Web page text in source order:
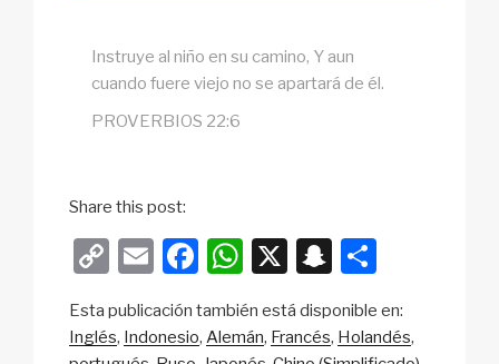
Instruye al niño en su camino, Y aun
cuando fuere viejo no se apartará de él.
PROVERBIOS 22:6
Share this post:
C
p
E
ail
F
c
W
at
X
S
a
ar
Esta publicación también está disponible en:
Inglés Indonesio Alemán Francés Holandés